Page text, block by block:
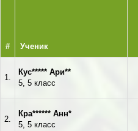
# Ученик
1.
Кус***** Ари**
5, 5 класс
2.
Кра****** Анн*
5, 5 класс